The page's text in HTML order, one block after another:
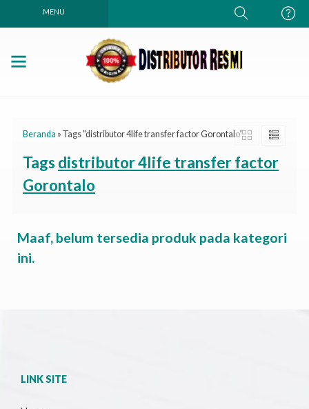
MENU
Beranda » Tags "distributor 4life transfer factor Gorontalo"
Tags distributor 4life transfer factor
Gorontalo
Maaf, belum tersedia produk pada kategori
ini.
LINK SITE